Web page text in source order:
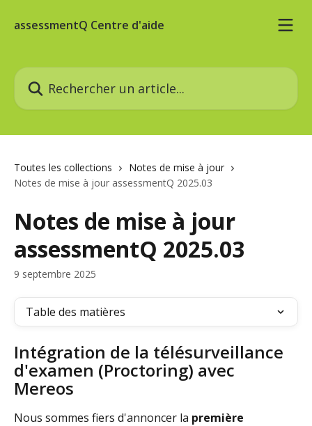
assessmentQ Centre d'aide
Rechercher un article...
Toutes les collections
Notes de mise à jour
Notes de mise à jour assessmentQ 2025.03
Notes de mise à jour
assessmentQ 2025.03
9 septembre 2025
Table des matières
Intégration de la télésurveillance
d'examen (Proctoring) avec
Mereos
Nous sommes fiers d'annoncer la première